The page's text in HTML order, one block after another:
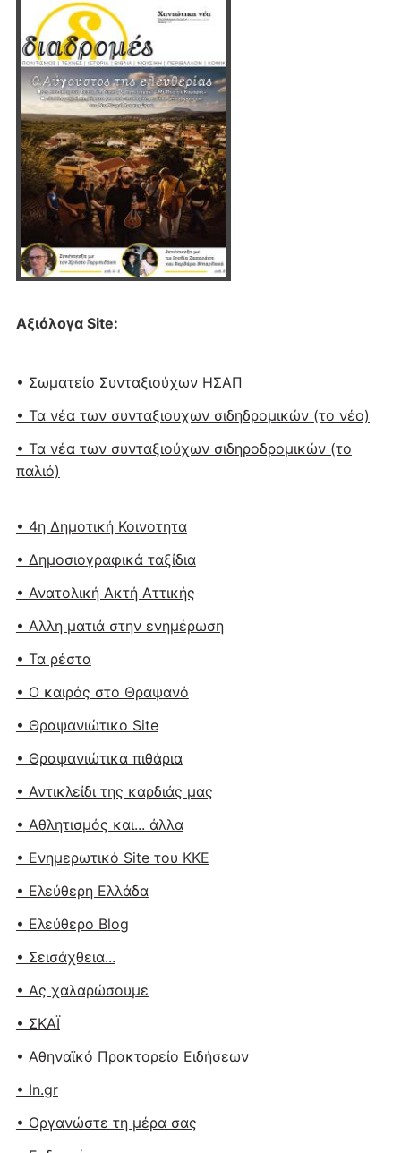
Αξιόλογα Site:
• Σωματείο Συνταξιούχων ΗΣΑΠ
• Τα νέα των συνταξιουχων σιδηδρομικών (το νέο)
• Τα νέα των συνταξιούχων σιδηροδρομικών (το
παλιό)
• 4η Δημοτική Κοινοτητα
• Δημοσιογραφικά ταξίδια
• Ανατολική Ακτή Αττικής
• Αλλη ματιά στην ενημέρωση
• Τα ρέστα
• Ο καιρός στο Θραψανό
• Θραψανιώτικο Site
• Θραψανιώτικα πιθάρια
• Αντικλείδι της καρδιάς μας
• Αθλητισμός και... άλλα
• Ενημερωτικό Site του ΚΚΕ
• Ελεύθερη Ελλάδα
• Ελεύθερο Blog
• Σεισάχθεια...
• Ας χαλαρώσουμε
• ΣΚΑΪ
• Αθηναϊκό Πρακτορείο Ειδήσεων
• In.gr
• Οργανώστε τη μέρα σας